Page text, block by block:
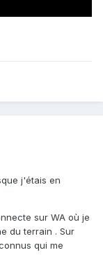
j'étais en
sur WA où je
du terrain . Sur
qui me